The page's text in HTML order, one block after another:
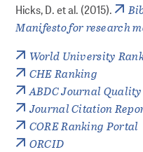
Hicks, D. et al. (2015).
Manifesto for research
World University
CHE Ranking
ABDC Journal
Journal Citation
CORE Ranking Portal
ORCID